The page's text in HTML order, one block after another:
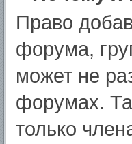
Право
форума,
может не
форумах.
только